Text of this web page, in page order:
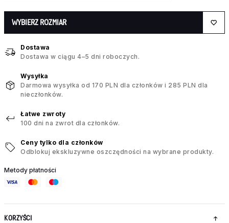
WYBIERZ ROZMIAR
Dostawa
Dostawa w ciągu 4–5 dni roboczych.
Wysyłka
Darmowa wysyłka od 170 PLN dla członków i 285 PLN dla
nieczłonków.
Łatwe zwroty
100 dni na zwrot dla członków.
Ceny tylko dla członków
Odblokuj ekskluzywne oszczędności na wybrane produkty.
Metody płatności
KORZYŚCI